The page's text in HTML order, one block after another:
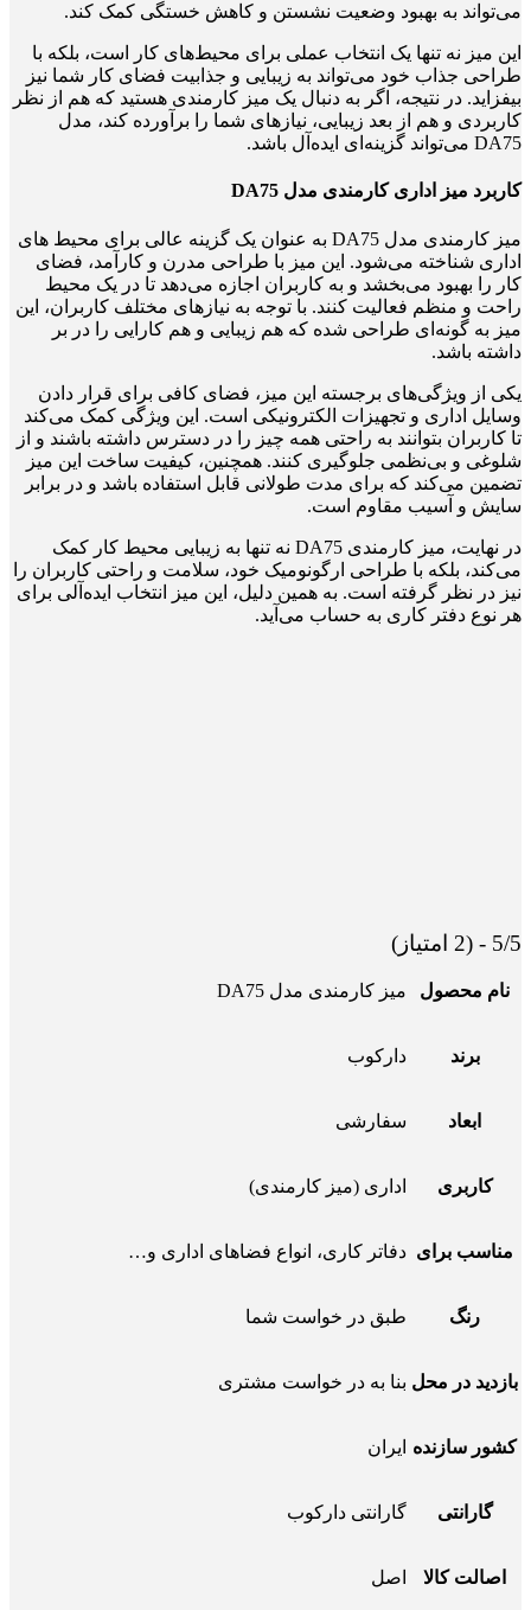
می‌تواند به بهبود وضعیت نشستن و کاهش خستگی کمک کند.
این میز نه تنها یک انتخاب عملی برای محیط‌های کار است، بلکه با
طراحی جذاب خود می‌تواند به زیبایی و جذابیت فضای کار شما نیز
بیفزاید. در نتیجه، اگر به دنبال یک میز کارمندی هستید که هم از نظر
کاربردی و هم از بعد زیبایی، نیازهای شما را برآورده کند، مدل
DA75 می‌تواند گزینه‌ای ایده‌آل باشد.
کاربرد میز اداری کارمندی مدل DA75
میز کارمندی مدل DA75 به عنوان یک گزینه عالی برای محیط های
اداری شناخته می‌شود. این میز با طراحی مدرن و کارآمد، فضای
کار را بهبود می‌بخشد و به کاربران اجازه می‌دهد تا در یک محیط
راحت و منظم فعالیت کنند. با توجه به نیازهای مختلف کاربران، این
میز به گونه‌ای طراحی شده که هم زیبایی و هم کارایی را در بر
داشته باشد.
یکی از ویژگی‌های برجسته این میز، فضای کافی برای قرار دادن
وسایل اداری و تجهیزات الکترونیکی است. این ویژگی کمک می‌کند
تا کاربران بتوانند به راحتی همه چیز را در دسترس داشته باشند و از
شلوغی و بی‌نظمی جلوگیری کنند. همچنین، کیفیت ساخت این میز
تضمین می‌کند که برای مدت طولانی قابل استفاده باشد و در برابر
سایش و آسیب مقاوم است.
در نهایت، میز کارمندی DA75 نه تنها به زیبایی محیط کار کمک
می‌کند، بلکه با طراحی ارگونومیک خود، سلامت و راحتی کاربران را
نیز در نظر گرفته است. به همین دلیل، این میز انتخاب ایده‌آلی برای
هر نوع دفتر کاری به حساب می‌آید.
5/5 - (2 امتیاز)
نام محصول میز کارمندی مدل DA75
برند دارکوب
ابعاد سفارشی
کاربری اداری (میز کارمندی)
مناسب برای دفاتر کاری، انواع فضاهای اداری و…
رنگ طبق در خواست شما
بازدید در محل بنا به در خواست مشتری
کشور سازنده ایران
گارانتی گارانتی دارکوب
اصالت کالا اصل